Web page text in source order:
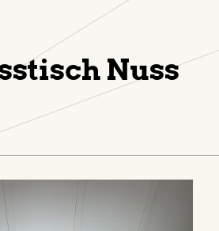
Nuss